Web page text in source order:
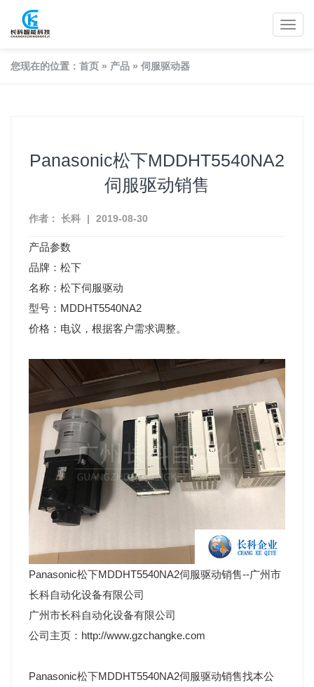
您现在的位置： 首页 » 产品 » 伺服驱动器
Panasonic松下MDDHT5540NA2
伺服驱动销售
作者： 长科 | 2019-08-30
产品参数
品牌：松下
名称：松下伺服驱动
型号： MDDHT5540NA2
价格：电议，根据客户需求调整。
Panasonic松下MDDHT5540NA2伺服驱动销售--广州市
长科自动化设备有限公司
广州市长科自动化设备有限公司
公司主页：http://www.gzchangke.com
Panasonic松下MDDHT5540NA2伺服驱动销售找本公